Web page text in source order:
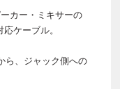
カー・ミキサーの
ケーブル。
ら、ジャック側への